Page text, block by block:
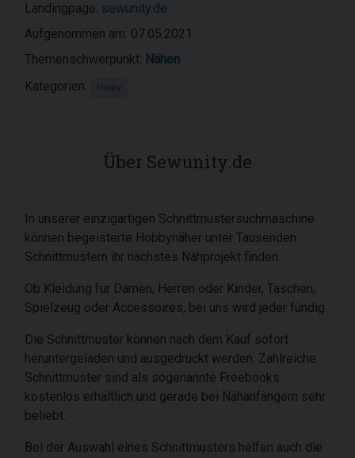
Landingpage: sewunity.de
Aufgenommen am: 07.05.2021
Themenschwerpunkt: Nähen
Kategorien:
Hobby
Über Sewunity.de
In unserer einzigartigen Schnittmustersuchmaschine
können begeisterte Hobbynäher unter Tausenden
Schnittmustern ihr nächstes Nähprojekt finden.
Ob Kleidung für Damen, Herren oder Kinder, Taschen,
Spielzeug oder Accessoires, bei uns wird jeder fündig.
Die Schnittmuster können nach dem Kauf sofort
heruntergeladen und ausgedruckt werden. Zahlreiche
Schnittmuster sind als sogenannte Freebooks
kostenlos erhältlich und gerade bei Nähanfängern sehr
beliebt.
Bei der Auswahl eines Schnittmusters helfen auch die